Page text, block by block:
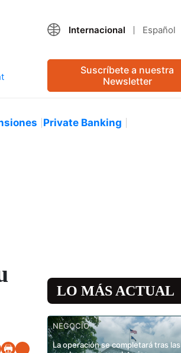
Internacional Español
Suscríbete a nuestra
Newsletter
Private Banking
LO MÁS ACTUAL
NEGOCIO
La operación se completará tras las